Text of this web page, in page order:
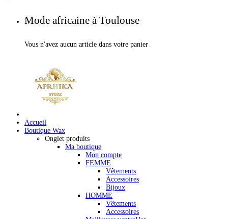
Mode africaine à Toulouse
Vous n'avez aucun article dans votre panier
Accueil
Boutique Wax
Onglet produits
Ma boutique
Mon compte
FEMME
Vêtements
Accessoires
Bijoux
HOMME
Vêtements
Accessoires